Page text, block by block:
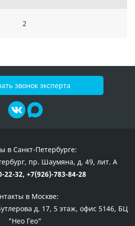
2
звонок эксперта
в Санкт-Петербурге:
пр. Шаумяна, д. 49, лит. А
22-32, +7(926)-783-84-28
в Москве:
д. 17, 5 этаж, офис 5146, БЦ
"Нео Гео"